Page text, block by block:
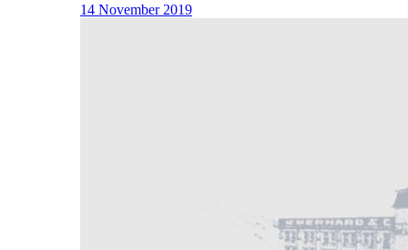
14 November 2019